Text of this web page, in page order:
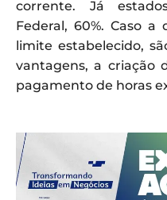
corrente. Já
Federal, 60%. Caso a
limite estabelecido,
vantagens, a criação
pagamento de horas